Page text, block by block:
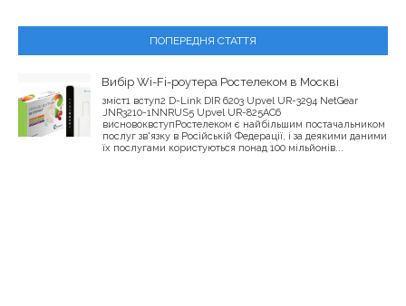
ПОПЕРЕДНЯ СТАТТЯ
Вибір Wi-Fi-роутера Ростелеком в Москві
зміст1 вступ2 D-Link DIR 6203 Upvel UR-3294 NetGear
JNR3210-1NNRUS5 Upvel UR-825AC6
висновоквступРостелеком є ​​найбільшим постачальником
послуг зв'язку в Російській Федерації, і за деякими даними
їх послугами користуються понад 100 мільйонів...